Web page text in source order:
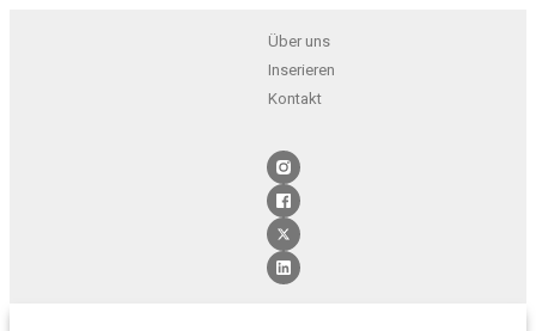
Über uns
Inserieren
Kontakt